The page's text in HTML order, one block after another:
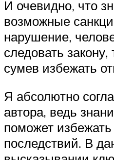
И очевидно, что
возможные
нарушение,
следовать
сумев избежать
Я абсолютно
автора, ведь
поможет
последствий. В